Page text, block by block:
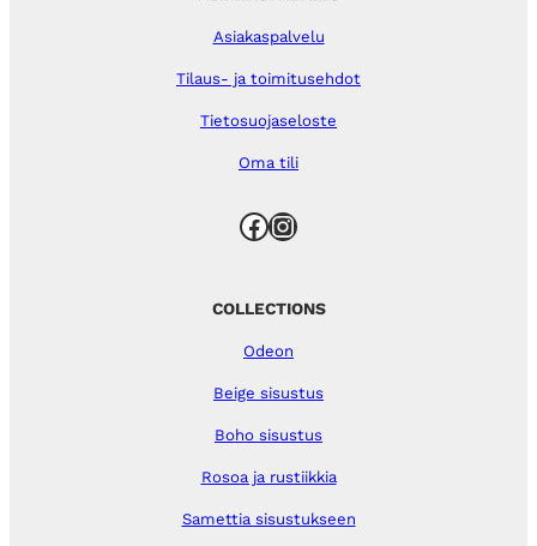
Asiakaspalvelu
Tilaus- ja toimitusehdot
Tietosuojaseloste
Oma tili
Facebook Instagram
COLLECTIONS
Odeon
Beige sisustus
Boho sisustus
Rosoa ja rustiikkia
Samettia sisustukseen